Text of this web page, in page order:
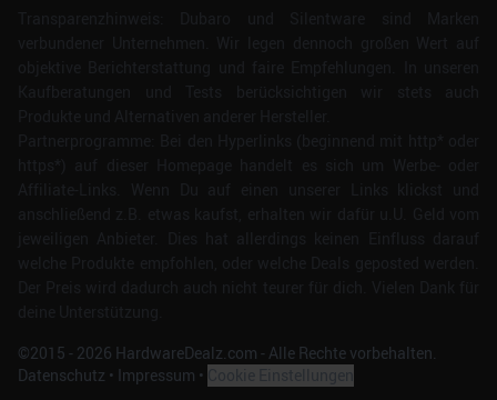
©2015 - 2026 HardwareDealz.com - Alle Rechte vorbehalten.
Datenschutz • Impressum •